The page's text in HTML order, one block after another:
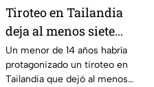
Tiroteo en Tailandia
deja al menos siete
muertos
Un menor de 14 años habría
protagonizado un tiroteo en
Tailandia que dejó al menos